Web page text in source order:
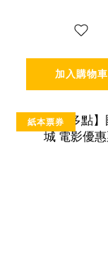
加入購物車
紙本票券